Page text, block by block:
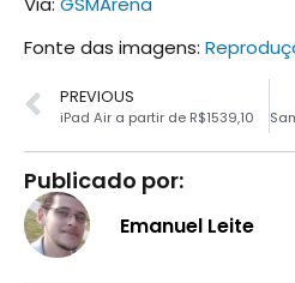
Fonte das imagens:
PREVIOUS
iPad Air a partir de R$1539,10
Publicado por:
Emanuel Leite